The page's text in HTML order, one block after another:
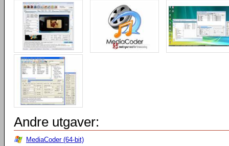
Andre utgaver:
MediaCoder (64-bit)